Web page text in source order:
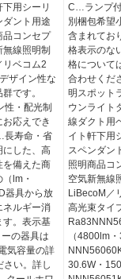
用シーリ
ダント用途
品コンセプ
無線照明制
リベコム2
ザイン性な
です。
・配光制
応えでき
寿命・省
にした、高
を備えた商
lm・
器具から放
ネルギー消
す。表示基
の器具は
気容量の詳
さい。詳し
C…ランプ
別梱包希望
含まれてお
格表示のな
格について
合わせくだ
明スポット
ウンライト
線ダクト用
イト軒下用
スペンダン
照明商品コ
空気新無線
LiBecoM／
高光束タイ
（4800lm
30.6W・